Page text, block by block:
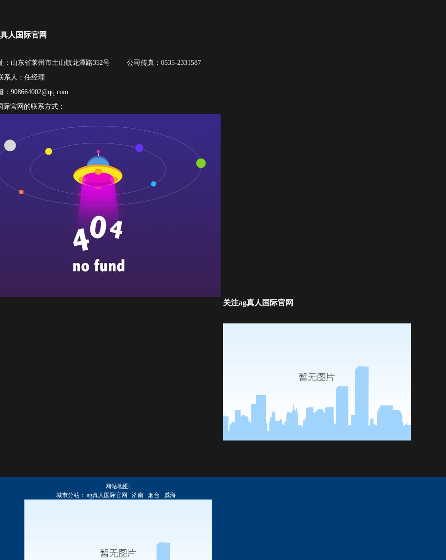
人国际官网
：山东省莱州市土山镇龙潭路352号
公司传真：0535-2331587
系人：任经理
： 908664002@qq.com
际官网的联系方式：
关注ag真人国际官网
网站地图 |
城市分站： ag真人国际官网 济南 烟台 威海